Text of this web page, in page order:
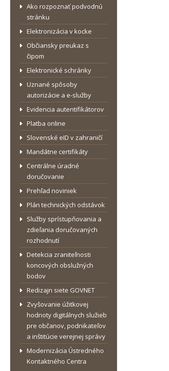
Ako rozpoznať podvodnú
stránku
Elektronizácia v kocke
Občiansky preukaz s
čipom
Elektronické schránky
Uznané spôsoby
autorizácie a e-služby
Evidencia autentifikátorov
Platba online
Slovenské eID v zahraničí
Mandátne certifikáty
Centrálne úradné
doručovanie
Prehľad noviniek
Plán technických odstávok
Služby sprístupňovania a
zdieľania doručovaných
rozhodnutí
Detekcia zraniteľnosti
koncových obslužných
bodov
Redizajn siete GOVNET
Zvyšovanie úžitkovej
hodnoty digitálnych služieb
pre občanov, podnikateľov
a inštitúcie verejnej správy
Modernizácia Ústredného
Kontaktného Centra